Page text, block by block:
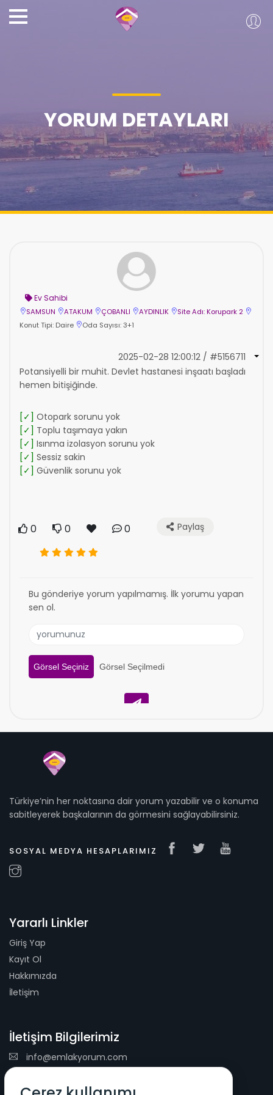
YORUM DETAYLARI
Ev Sahibi
SAMSUN ATAKUM ÇOBANLI AYDINLIK
Site Adı: Korupark 2
Konut Tipi: Daire
Oda Sayısı: 3+1
2025-02-28 12:00:12 / #5156711
Potansiyelli bir muhit. Devlet hastanesi inşaatı başladı
hemen bitişiğinde.
[✓] Otopark sorunu yok
[✓] Toplu taşımaya yakın
[✓] Isınma izolasyon sorunu yok
[✓] Sessiz sakin
[✓] Güvenlik sorunu yok
0 0 0 Paylaş
Bu gönderiye yorum yapılmamış. İlk yorumu yapan
sen ol.
Görsel Seçiniz Görsel Seçilmedi
Türkiye’nin her noktasına dair yorum yazabilir ve o konuma
sabitleyerek başkalarının da görmesini sağlayabilirsiniz.
SOSYAL MEDYA HESAPLARIMIZ
Yararlı Linkler
Giriş Yap
Kayıt Ol
Hakkımızda
İletişim
İletişim Bilgilerimiz
info@emlakyorum.com
E-Mail Bülteni